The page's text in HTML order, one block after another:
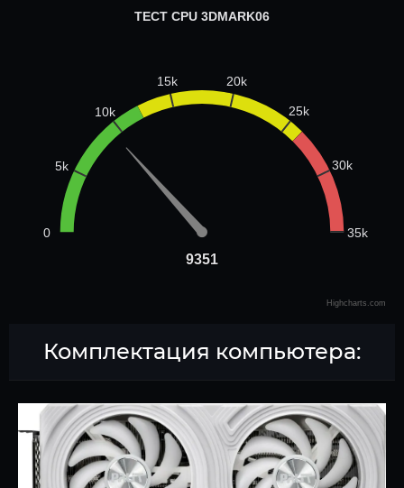
9351
9351
ТЕСТ CPU 3DMARK06
0
5k
10k
15k 20k
25k
30k
35k
Highcharts.com
Комплектация компьютера: